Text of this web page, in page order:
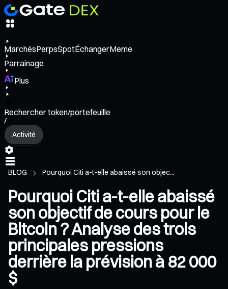
MarchésPerpsSpotÉchangerMeme
Parrainage
Plus
Rechercher token/portefeuille
/
Activité
BLOG Pourquoi Citi a-t-elle abaissé son objec...
Pourquoi Citi a-t-elle abaissé
son objectif de cours pour le
Bitcoin ? Analyse des trois
principales pressions
derrière la prévision à 82 000
$